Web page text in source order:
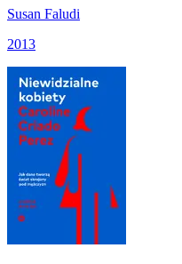
Susan Faludi
2013